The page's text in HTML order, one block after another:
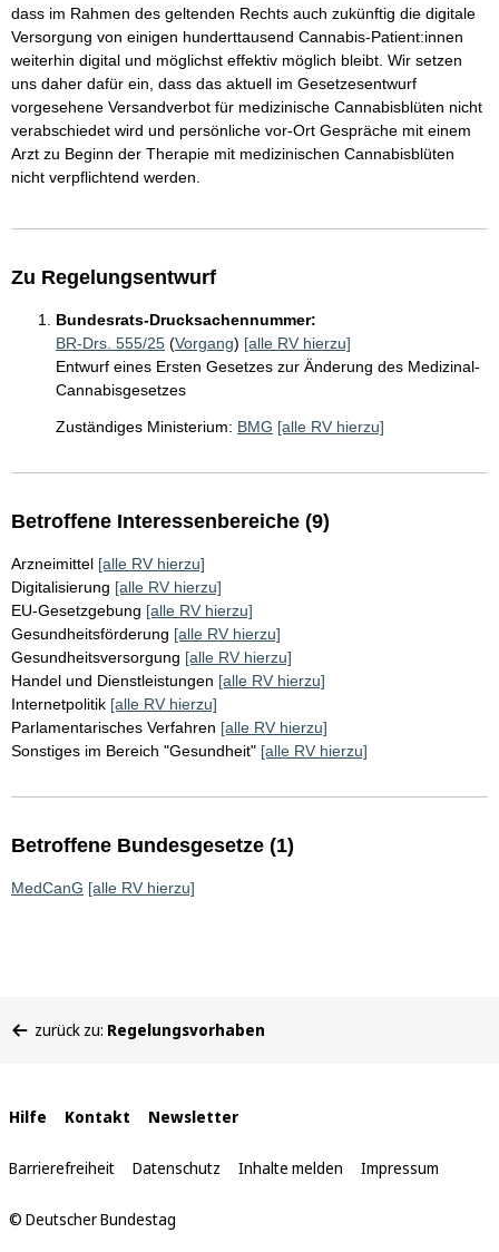
dass im Rahmen des geltenden Rechts auch zukünftig die digitale
Versorgung von einigen hunderttausend Cannabis-Patient:innen
weiterhin digital und möglichst effektiv möglich bleibt. Wir setzen
uns daher dafür ein, dass das aktuell im Gesetzesentwurf
vorgesehene Versandverbot für medizinische Cannabisblüten nicht
verabschiedet wird und persönliche vor-Ort Gespräche mit einem
Arzt zu Beginn der Therapie mit medizinischen Cannabisblüten
nicht verpflichtend werden.
Zu Regelungsentwurf
Bundesrats-Drucksachennummer:
BR-Drs. 555/25 (Vorgang) [alle RV hierzu]
Entwurf eines Ersten Gesetzes zur Änderung des Medizinal-
Cannabisgesetzes
Zuständiges Ministerium: BMG [alle RV hierzu]
Betroffene Interessenbereiche (9)
Arzneimittel [alle RV hierzu]
Digitalisierung [alle RV hierzu]
EU-Gesetzgebung [alle RV hierzu]
Gesundheitsförderung [alle RV hierzu]
Gesundheitsversorgung [alle RV hierzu]
Handel und Dienstleistungen [alle RV hierzu]
Internetpolitik [alle RV hierzu]
Parlamentarisches Verfahren [alle RV hierzu]
Sonstiges im Bereich "Gesundheit" [alle RV hierzu]
Betroffene Bundesgesetze (1)
MedCanG [alle RV hierzu]
befinden
zurück zu: Regelungsvorhaben
Interne
Links
Hilfe Kontakt Newsletter
Barrierefreiheit Datenschutz Inhalte melden Impressum
© Deutscher Bundestag